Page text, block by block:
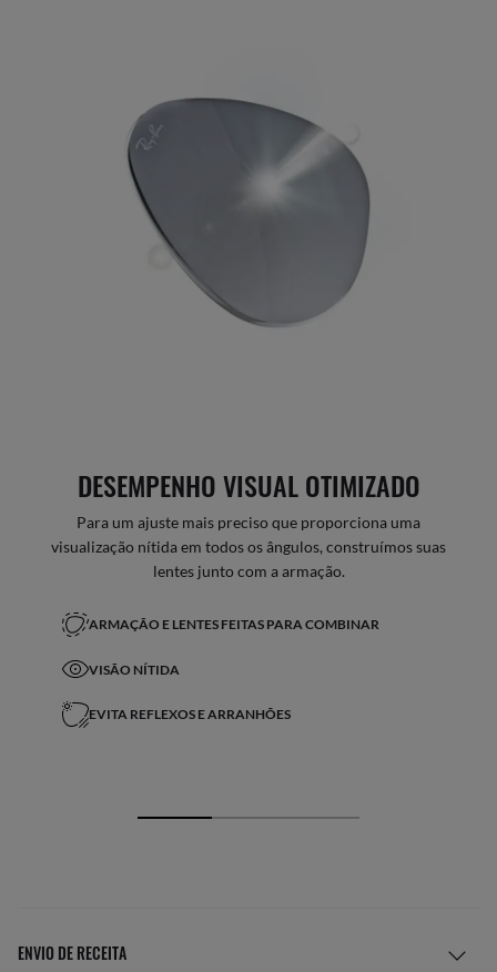
DESEMPENHO VISUAL OTIMIZADO
Para um ajuste mais preciso que proporciona uma
visualização nítida em todos os ângulos, construímos suas
lentes junto com a armação.
ARMAÇÃO E LENTES FEITAS PARA COMBINAR
VISÃO NÍTIDA
EVITA REFLEXOS E ARRANHÕES
ENVIO DE RECEITA